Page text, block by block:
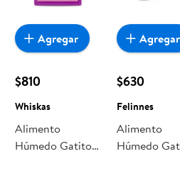
$810
Whiskas
Alimento
Húmedo Gatito
Agregar
$630
Felinnes
Alimento
Húmedo
Agregar